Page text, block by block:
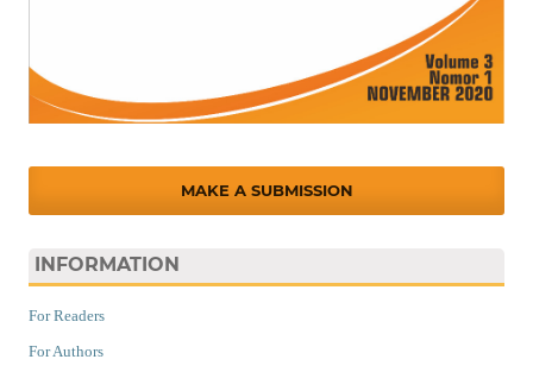
MAKE A SUBMISSION
INFORMATION
For Readers
For Authors